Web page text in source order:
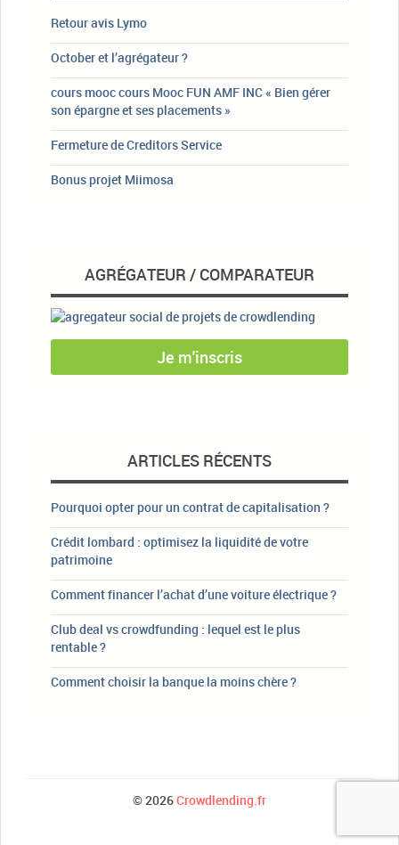
Retour avis Lymo
October et l’agrégateur ?
cours mooc cours Mooc FUN AMF INC « Bien gérer
son épargne et ses placements »
Fermeture de Creditors Service
Bonus projet Miimosa
AGRÉGATEUR / COMPARATEUR
Je m'inscris
ARTICLES RÉCENTS
Pourquoi opter pour un contrat de capitalisation ?
Crédit lombard : optimisez la liquidité de votre
patrimoine
Comment financer l’achat d’une voiture électrique ?
Club deal vs crowdfunding : lequel est le plus
rentable ?
Comment choisir la banque la moins chère ?
© 2026Crowdlending.fr